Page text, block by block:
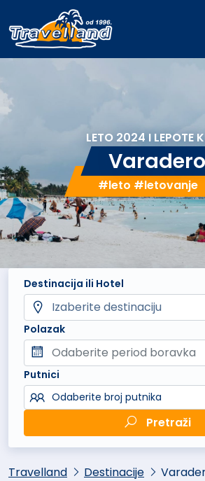
LETO 2024 I LEPOTE
Varadero
#leto #letovanje
Destinacija ili Hotel
Polazak
Putnici
Odaberite broj putnika
Pretraži
Travelland Destinacije